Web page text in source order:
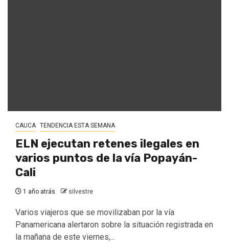
CAUCA TENDENCIA ESTA SEMANA
ELN ejecutan retenes ilegales en
varios puntos de la vía Popayán-
Cali
1 año atrás silvestre
Varios viajeros que se movilizaban por la vía
Panamericana alertaron sobre la situación registrada en
la mañana de este viernes,...